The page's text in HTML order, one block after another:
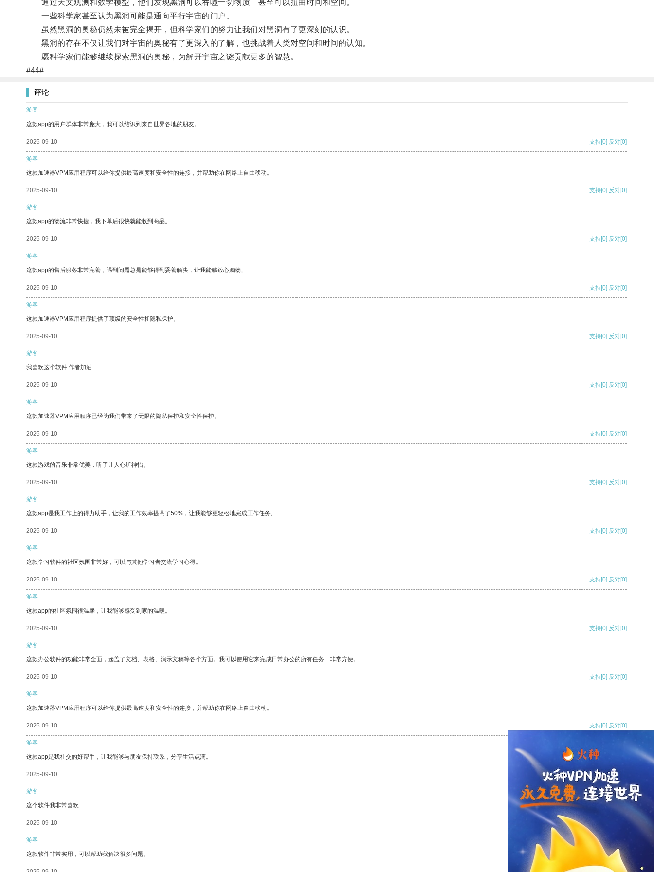
通过天文观测和数学模型，他们发现黑洞可以吞噬一切物质，甚至可以扭曲时间和空间。
一些科学家甚至认为黑洞可能是通向平行宇宙的门户。
虽然黑洞的奥秘仍然未被完全揭开，但科学家们的努力让我们对黑洞有了更深刻的认识。
黑洞的存在不仅让我们对宇宙的奥秘有了更深入的了解，也挑战着人类对空间和时间的认知。
愿科学家们能够继续探索黑洞的奥秘，为解开宇宙之谜贡献更多的智慧。
#44#
评论
游客
这款app的用户群体非常庞大，我可以结识到来自世界各地的朋友。
2025-09-10 支持[0] 反对[0]
游客
这款加速器VPM应用程序可以给你提供最高速度和安全性的连接，并帮助你在网络上自由移动。
2025-09-10 支持[0] 反对[0]
游客
这款app的物流非常快捷，我下单后很快就能收到商品。
2025-09-10 支持[0] 反对[0]
游客
这款app的售后服务非常完善，遇到问题总是能够得到妥善解决，让我能够放心购物。
2025-09-10 支持[0] 反对[0]
游客
这款加速器VPM应用程序提供了顶级的安全性和隐私保护。
2025-09-10 支持[0] 反对[0]
游客
我喜欢这个软件 作者加油
2025-09-10 支持[0] 反对[0]
游客
这款加速器VPM应用程序已经为我们带来了无限的隐私保护和安全性保护。
2025-09-10 支持[0] 反对[0]
游客
这款游戏的音乐非常优美，听了让人心旷神怡。
2025-09-10 支持[0] 反对[0]
游客
这款app是我工作上的得力助手，让我的工作效率提高了50%，让我能够更轻松地完成工作任务。
2025-09-10 支持[0] 反对[0]
游客
这款学习软件的社区氛围非常好，可以与其他学习者交流学习心得。
2025-09-10 支持[0] 反对[0]
游客
这款app的社区氛围很温馨，让我能够感受到家的温暖。
2025-09-10 支持[0] 反对[0]
游客
这款办公软件的功能非常全面，涵盖了文档、表格、演示文稿等各个方面。我可以使用它来完成日常办公的所有任务，非常方便。
2025-09-10 支持[0] 反对[0]
游客
这款加速器VPM应用程序可以给你提供最高速度和安全性的连接，并帮助你在网络上自由移动。
2025-09-10 支持[0] 反对[0]
游客
这款app是我社交的好帮手，让我能够与朋友保持联系，分享生活点滴。
2025-09-10 支持[0] 反对
游客
这个软件我非常喜欢
2025-09-10 支持
游客
这款软件非常实用，可以帮助我解决很多问题。